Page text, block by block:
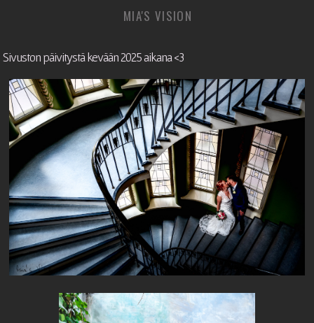
MIA'S VISION
Sivuston päivitystä kevään 2025 aikana <3